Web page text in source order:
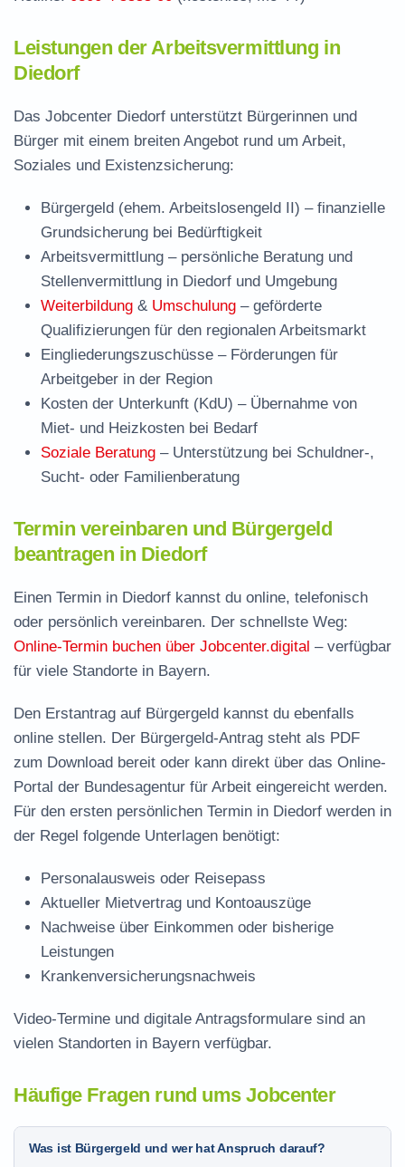
Leistungen der Arbeitsvermittlung in
Diedorf
Das Jobcenter Diedorf unterstützt Bürgerinnen und
Bürger mit einem breiten Angebot rund um Arbeit,
Soziales und Existenzsicherung:
Bürgergeld (ehem. Arbeitslosengeld II) – finanzielle
Grundsicherung bei Bedürftigkeit
Arbeitsvermittlung – persönliche Beratung und
Stellenvermittlung in Diedorf und Umgebung
Weiterbildung & Umschulung – geförderte
Qualifizierungen für den regionalen Arbeitsmarkt
Eingliederungszuschüsse – Förderungen für
Arbeitgeber in der Region
Kosten der Unterkunft (KdU) – Übernahme von
Miet- und Heizkosten bei Bedarf
Soziale Beratung – Unterstützung bei Schuldner-,
Sucht- oder Familienberatung
Termin vereinbaren und Bürgergeld
beantragen in Diedorf
Einen Termin in Diedorf kannst du online, telefonisch
oder persönlich vereinbaren. Der schnellste Weg:
Online-Termin buchen über Jobcenter.digital – verfügbar
für viele Standorte in Bayern.
Den Erstantrag auf Bürgergeld kannst du ebenfalls
online stellen. Der Bürgergeld-Antrag steht als PDF
zum Download bereit oder kann direkt über das Online-
Portal der Bundesagentur für Arbeit eingereicht werden.
Für den ersten persönlichen Termin in Diedorf werden in
der Regel folgende Unterlagen benötigt:
Personalausweis oder Reisepass
Aktueller Mietvertrag und Kontoauszüge
Nachweise über Einkommen oder bisherige
Leistungen
Krankenversicherungsnachweis
Video-Termine und digitale Antragsformulare sind an
vielen Standorten in Bayern verfügbar.
Häufige Fragen rund ums Jobcenter
Was ist Bürgergeld und wer hat Anspruch darauf?